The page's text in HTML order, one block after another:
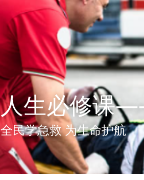
人生必修课
全民学急救 为生命护航